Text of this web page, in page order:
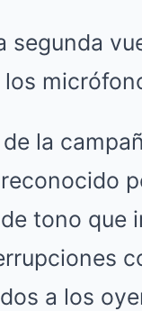
segunda
la
tono que
a los